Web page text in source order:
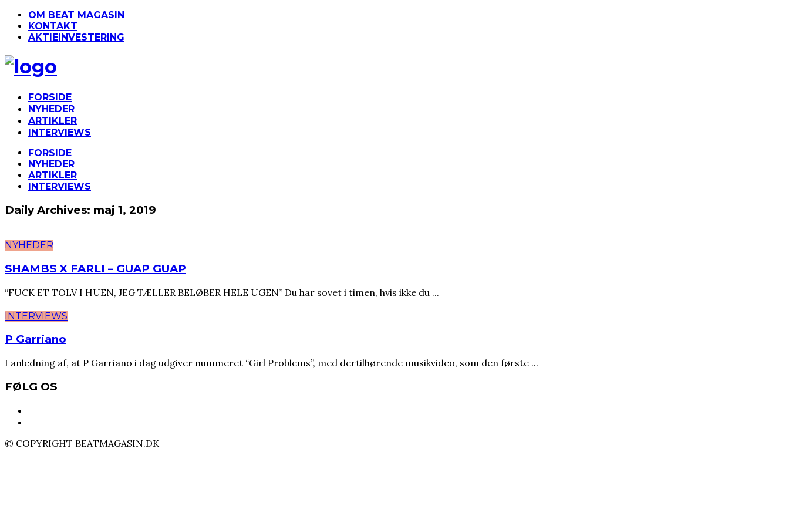
OM BEAT MAGASIN
KONTAKT
AKTIEINVESTERING
FORSIDE
NYHEDER
ARTIKLER
INTERVIEWS
FORSIDE
NYHEDER
ARTIKLER
INTERVIEWS
Daily Archives: maj 1, 2019
NYHEDER
SHAMBS X FARLI – GUAP GUAP
“FUCK ET TOLV I HUEN, JEG TÆLLER BELØBER HELE UGEN” Du har sovet i timen, hvis ikke du ...
INTERVIEWS
P Garriano
I anledning af, at P Garriano i dag udgiver nummeret “Girl Problems”, med dertilhørende musikvideo, som den første ...
FØLG OS
© COPYRIGHT BEATMAGASIN.DK